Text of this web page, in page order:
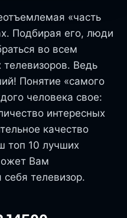
«часть
Подбирая его, люди
во всем
Ведь
Понятие «самого
человека свое:
интересных
качество
топ 10 лучших
Вам
телевизор.